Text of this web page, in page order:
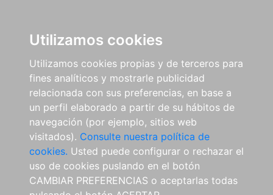
Utilizamos cookies
Utilizamos cookies propias y de terceros para
fines analíticos y mostrarle publicidad
relacionada con sus preferencias, en base a
un perfil elaborado a partir de su hábitos de
navegación (por ejemplo, sitios web
visitados). Consulte nuestra política de
cookies. Usted puede configurar o rechazar el
uso de cookies puslando en el botón
CAMBIAR PREFERENCIAS o aceptarlas todas